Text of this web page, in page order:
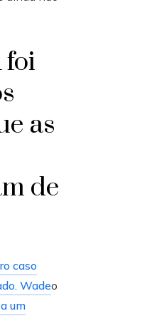
foi
as
de
caso
Wadeo
um